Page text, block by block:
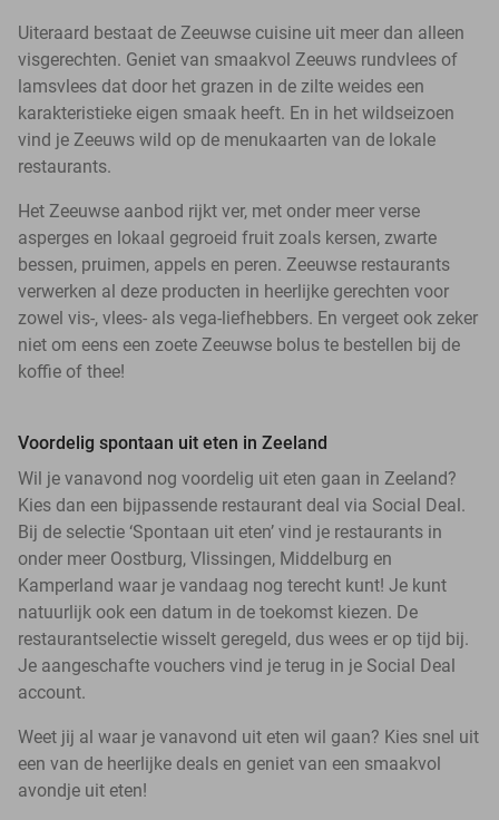
Uiteraard bestaat de Zeeuwse cuisine uit meer dan alleen
visgerechten. Geniet van smaakvol Zeeuws rundvlees of
lamsvlees dat door het grazen in de zilte weides een
karakteristieke eigen smaak heeft. En in het wildseizoen
vind je Zeeuws wild op de menukaarten van de lokale
restaurants.
Het Zeeuwse aanbod rijkt ver, met onder meer verse
asperges en lokaal gegroeid fruit zoals kersen, zwarte
bessen, pruimen, appels en peren. Zeeuwse restaurants
verwerken al deze producten in heerlijke gerechten voor
zowel vis-, vlees- als vega-liefhebbers. En vergeet ook zeker
niet om eens een zoete Zeeuwse bolus te bestellen bij de
koffie of thee!
Voordelig spontaan uit eten in Zeeland
Wil je vanavond nog voordelig uit eten gaan in Zeeland?
Kies dan een bijpassende restaurant deal via Social Deal.
Bij de selectie ‘Spontaan uit eten’ vind je restaurants in
onder meer Oostburg, Vlissingen, Middelburg en
Kamperland waar je vandaag nog terecht kunt! Je kunt
natuurlijk ook een datum in de toekomst kiezen. De
restaurantselectie wisselt geregeld, dus wees er op tijd bij.
Je aangeschafte vouchers vind je terug in je Social Deal
account.
Weet jij al waar je vanavond uit eten wil gaan? Kies snel uit
een van de heerlijke deals en geniet van een smaakvol
avondje uit eten!